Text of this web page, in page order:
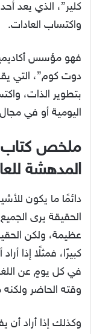
كلير”، الذي يعد
واكتساب العادات.
فهو مؤسس
دوت كوم”، التي
بتطوير الذات،
اليومية أو في
ملخص كتاب
المدهشة
دائمًا ما يكون
الحقيقة يرى
عظيمة، ولكن
كبيرًا، فمثلًا إذا
في كل يومٍ عن
وقته الحاضر ولكنه
وكذلك إذا أراد أن